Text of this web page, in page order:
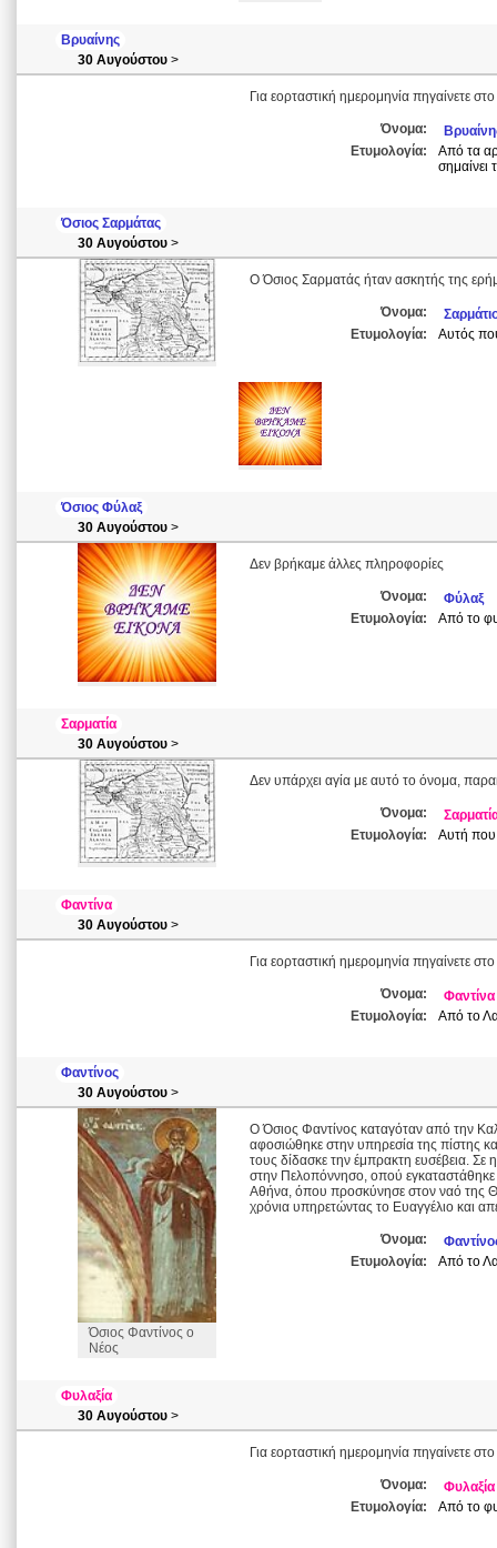
Βρυαίνης
30 Αυγούστου >
Για εορταστική ημερομηνία πηγαίνετε στο
Όνομα:
Ετυμολογία:
Από τα
σημαίνει
Όσιος Σαρμάτας
30 Αυγούστου >
Ο Όσιος Σαρματάς ήταν ασκητής της
Όνομα:
Ετυμολογία:
Αυτός
Όσιος Φύλαξ
30 Αυγούστου >
Δεν βρήκαμε άλλες πληροφορίες
Όνομα:
Φύλαξ
Ετυμολογία:
Από το
Σαρματία
30 Αυγούστου >
Δεν υπάρχει αγία με αυτό το όνομα,
Όνομα:
Ετυμολογία:
Αυτή που
Φαντίνα
30 Αυγούστου >
Για εορταστική ημερομηνία πηγαίνετε
Όνομα:
Φαντίνα
Ετυμολογία:
Από το
Φαντίνος
30 Αυγούστου >
Όσιος Φαντίνος ο
Νέος
Ο Όσιος Φαντίνος καταγόταν από την
αφοσιώθηκε στην υπηρεσία της πίστης
τους δίδασκε την έμπρακτη ευσέβεια.
στην Πελοπόννησο, οπού εγκαταστάθηκε
Αθήνα, όπου προσκύνησε στον ναό της
χρόνια υπηρετώντας το Ευαγγέλιο και
Όνομα:
Ετυμολογία:
Από το
Φυλαξία
30 Αυγούστου >
Για εορταστική ημερομηνία πηγαίνετε
Όνομα:
Φυλαξία
Ετυμολογία:
Από το